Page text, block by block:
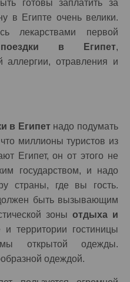
готовы заплатить за
в Египте очень велики.
лекарствами первой
поездки в Египет,
аллергии, отравления и
в Египет надо подумать
миллионы туристов из
Египет, он от этого не
государством, и надо
страны, где вы гость.
быть вызывающим
зоны отдыха и
гостиницы
открытой одежды.
одеждой.